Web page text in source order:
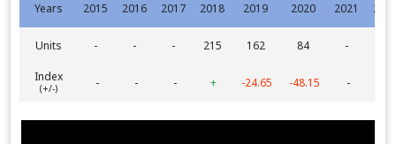
Years 2015 2016 2017 2018 2019 2020 2021
Units - - - 215 162 84 -
Index
(+/-) - - - + -24.65 -48.15 -